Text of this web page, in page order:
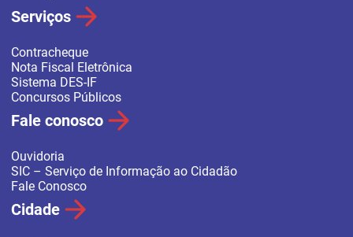
Serviços
Contracheque
Nota Fiscal Eletrônica
Sistema DES-IF
Concursos Públicos
Fale conosco
Ouvidoria
SIC – Serviço de Informação ao Cidadão
Fale Conosco
Cidade